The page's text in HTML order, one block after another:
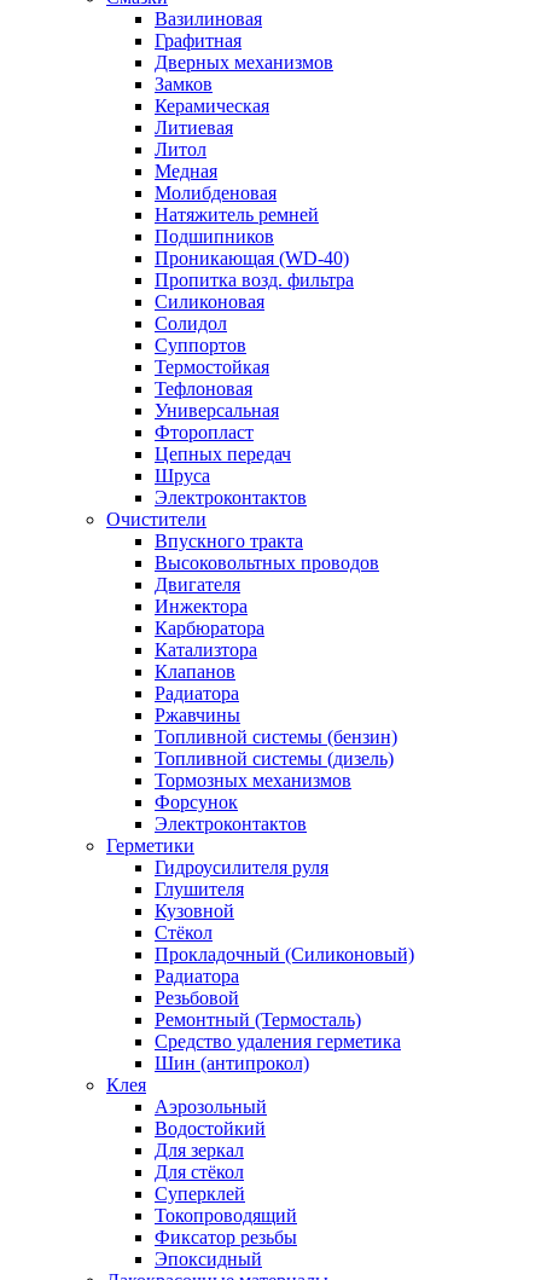
Вазилиновая
Графитная
Дверных механизмов
Замков
Керамическая
Литиевая
Литол
Медная
Молибденовая
Натяжитель ремней
Подшипников
Проникающая (WD-40)
Пропитка возд. фильтра
Силиконовая
Солидол
Суппортов
Термостойкая
Тефлоновая
Универсальная
Фторопласт
Цепных передач
Шруса
Электроконтактов
Очистители
Впускного тракта
Высоковольтных проводов
Двигателя
Инжектора
Карбюратора
Катализтора
Клапанов
Радиатора
Ржавчины
Топливной системы (бензин)
Топливной системы (дизель)
Тормозных механизмов
Форсунок
Электроконтактов
Герметики
Гидроусилителя руля
Глушителя
Кузовной
Стёкол
Прокладочный (Силиконовый)
Радиатора
Резьбовой
Ремонтный (Термосталь)
Средство удаления герметика
Шин (антипрокол)
Клея
Аэрозольный
Водостойкий
Для зеркал
Для стёкол
Суперклей
Токопроводящий
Фиксатор резьбы
Эпоксидный